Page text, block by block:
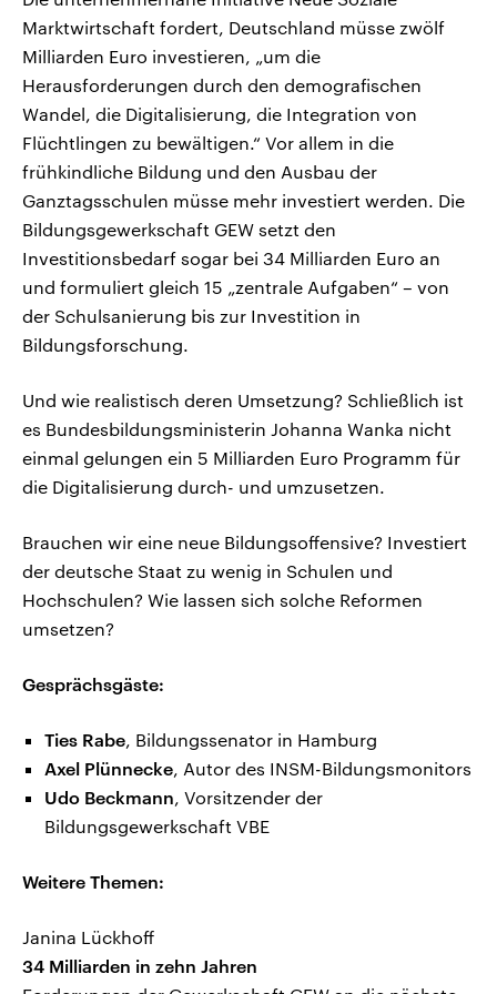
Marktwirtschaft fordert, Deutschland müsse zwölf
Milliarden Euro investieren, „um die
Herausforderungen durch den demografischen
Wandel, die Digitalisierung, die Integration von
Flüchtlingen zu bewältigen.“ Vor allem in die
frühkindliche Bildung und den Ausbau der
Ganztagsschulen müsse mehr investiert werden. Die
Bildungsgewerkschaft GEW setzt den
Investitionsbedarf sogar bei 34 Milliarden Euro an
und formuliert gleich 15 „zentrale Aufgaben“ – von
der Schulsanierung bis zur Investition in
Bildungsforschung.
Und wie realistisch deren Umsetzung? Schließlich ist
es Bundesbildungsministerin Johanna Wanka nicht
einmal gelungen ein 5 Milliarden Euro Programm für
die Digitalisierung durch- und umzusetzen.
Brauchen wir eine neue Bildungsoffensive? Investiert
der deutsche Staat zu wenig in Schulen und
Hochschulen? Wie lassen sich solche Reformen
umsetzen?
Gesprächsgäste:
Ties Rabe, Bildungssenator in Hamburg
Axel Plünnecke, Autor des INSM-Bildungsmonitors
Udo Beckmann, Vorsitzender der
Bildungsgewerkschaft VBE
Weitere Themen:
Janina Lückhoff
34 Milliarden in zehn Jahren